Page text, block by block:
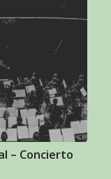
– Concierto